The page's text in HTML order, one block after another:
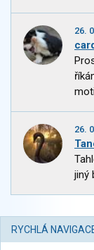
26.
26.
jiný
RYCHLÁ